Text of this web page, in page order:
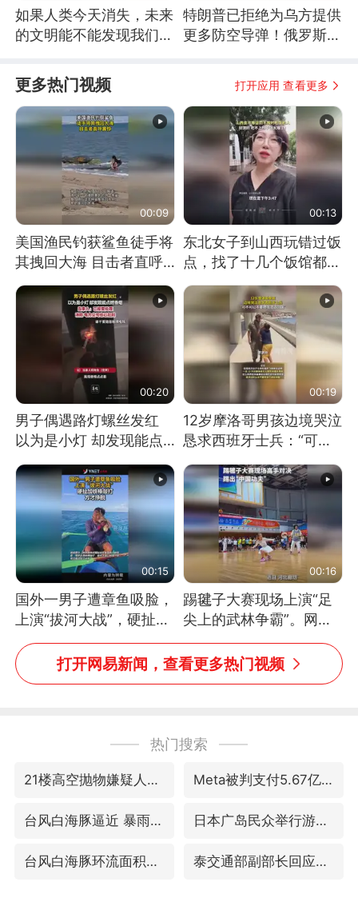
如果人类今天消失，未来
的文明能不能发现我们存
特朗普已拒绝为乌方提供
更多防空导弹！俄罗斯抓
更多热门视频 打开应用 查看更多
00:09
美国渔民钓获鲨鱼徒手将
其拽回大海 目击者直呼
震惊 （视频来源：参考
消息）
00:13
东北女子到山西玩错过饭
点，找了十几个饭馆都没
开门：午休到几点
00:20
男子偶遇路灯螺丝发红
以为是小灯 却发现能点
燃香烟 当事人：已报警
处理
00:19
12岁摩洛哥男孩边境哭泣
恳求西班牙士兵：“可不
可以不要把我遣返回国”
00:15
国外一男子遭章鱼吸脸，
上演“拔河大战”，硬扯加
铁棒敲打方才挣脱
00:16
踢毽子大赛现场上演“足
尖上的武林争霸”。网
友：这哪是踢毽子，分明
是武侠片现场！#睡个好
打开网易新闻，查看更多热门视频
热门搜索
21楼高空抛物嫌疑人被拘留 Meta被判支付5.67亿美元
台风白海豚逼近 暴雨大暴雨来袭 日本广岛民众举行游行反对政府行径
台风白海豚环流面积近似13个浙江 泰交通部副部长回应中国游客遭歧视